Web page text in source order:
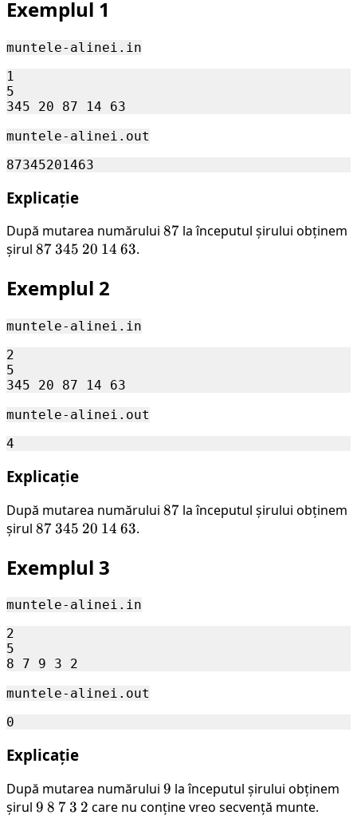
Exemplul 1
muntele-alinei.in
1
5
muntele-alinei.out
Explicație
După mutarea numărului 87
87 la începutul șirului obținem
șirul 87
87345
345 20
20 14
14 63
63.
Exemplul 2
muntele-alinei.in
2
5
muntele-alinei.out
Explicație
După mutarea numărului 87
87 la începutul șirului obținem
șirul 87
87345
345 20
20 14
14 63
63.
Exemplul 3
muntele-alinei.in
2
5
muntele-alinei.out
Explicație
După mutarea numărului 9
9 la începutul șirului obținem
șirul 9
9 8
8 7
73
3 2
2 care nu conține vreo secvență munte.